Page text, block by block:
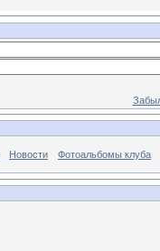
Новости Фотоальбомы клуба